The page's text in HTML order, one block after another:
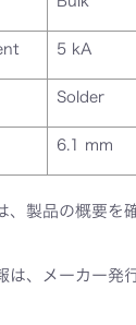
5 kA
Solder
6.1 mm
、製品の概要を
は、メーカー発